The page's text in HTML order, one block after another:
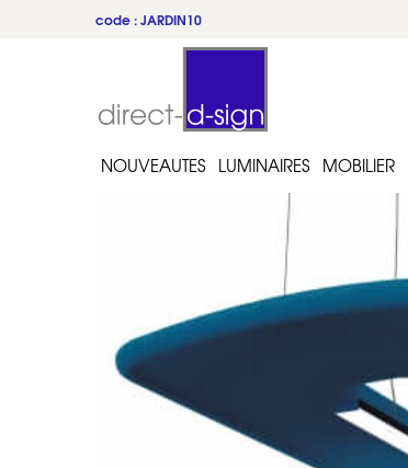
code : JARDIN10
NOUVEAUTES LUMINAIRES MOBILIER